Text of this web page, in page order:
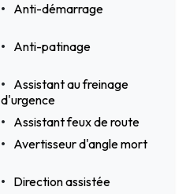
Anti-démarrage
Anti-patinage
Assistant au freinage
d'urgence
Assistant feux de route
Avertisseur d'angle mort
Direction assistée